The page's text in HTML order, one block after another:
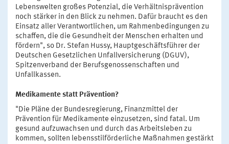
Lebenswelten großes Potenzial, die Verhältnisprävention
noch stärker in den Blick zu nehmen. Dafür braucht es den
Einsatz aller Verantwortlichen, um Rahmenbedingungen zu
schaffen, die die Gesundheit der Menschen erhalten und
fördern", so Dr. Stefan Hussy, Hauptgeschäftsführer der
Deutschen Gesetzlichen Unfallversicherung (DGUV),
Spitzenverband der Berufsgenossenschaften und
Unfallkassen.
Medikamente statt Prävention?
"Die Pläne der Bundesregierung, Finanzmittel der
Prävention für Medikamente einzusetzen, sind fatal. Um
gesund aufzuwachsen und durch das Arbeitsleben zu
kommen, sollten lebensstilförderliche Maßnahmen gestärkt